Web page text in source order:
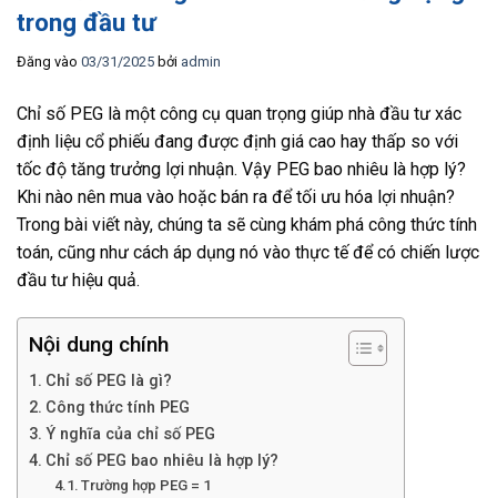
trong đầu tư
Đăng vào 03/31/2025 bởi admin
Chỉ số PEG là một công cụ quan trọng giúp nhà đầu tư xác
định liệu cổ phiếu đang được định giá cao hay thấp so với
tốc độ tăng trưởng lợi nhuận. Vậy PEG bao nhiêu là hợp lý?
Khi nào nên mua vào hoặc bán ra để tối ưu hóa lợi nhuận?
Trong bài viết này, chúng ta sẽ cùng khám phá công thức tính
toán, cũng như cách áp dụng nó vào thực tế để có chiến lược
đầu tư hiệu quả.
Nội dung chính
Chỉ số PEG là gì?
Công thức tính PEG
Ý nghĩa của chỉ số PEG
Chỉ số PEG bao nhiêu là hợp lý?
Trường hợp PEG = 1